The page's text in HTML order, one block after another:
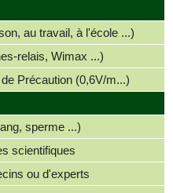
au travail, à l'école ...)
relais, Wimax ...)
Précaution (0,6V/m...)
sperme ...)
scientifiques
ou d'experts